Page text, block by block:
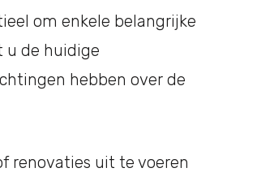
om enkele belangrijke
u de huidige
hebben over de
renovaties uit te voeren